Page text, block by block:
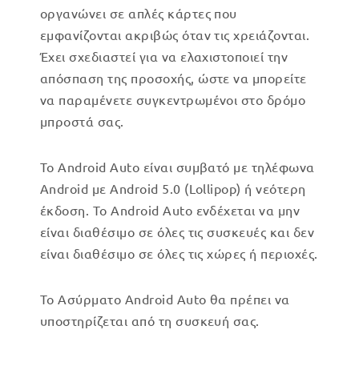
οργανώνει σε απλές κάρτες που
εμφανίζονται ακριβώς όταν τις χρειάζονται.
Έχει σχεδιαστεί για να ελαχιστοποιεί την
απόσπαση της προσοχής, ώστε να μπορείτε
να παραμένετε συγκεντρωμένοι στο δρόμο
μπροστά σας.
Το Android Auto είναι συμβατό με τηλέφωνα
Android με Android 5.0 (Lollipop) ή νεότερη
έκδοση. Το Android Auto ενδέχεται να μην
είναι διαθέσιμο σε όλες τις συσκευές και δεν
είναι διαθέσιμο σε όλες τις χώρες ή περιοχές.
Το Ασύρματο Android Auto θα πρέπει να
υποστηρίζεται από τη συσκευή σας.